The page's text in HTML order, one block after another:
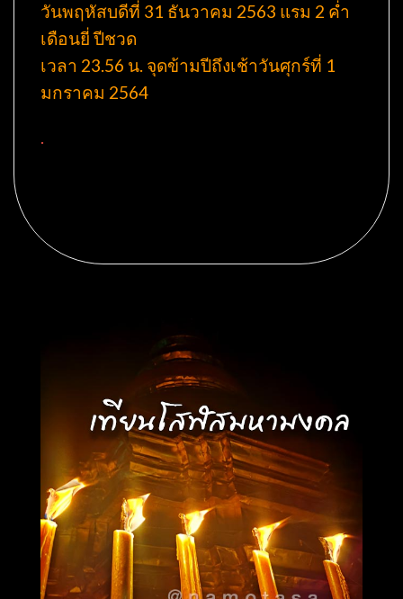
วันพฤหัสบดีที่ 31 ธันวาคม 2563 แรม 2 ค่ำ
เดือนยี่ ปีชวด
เวลา 23.56 น. จุดข้ามปีถึงเช้าวันศุกร์ที่ 1
มกราคม 2564
.